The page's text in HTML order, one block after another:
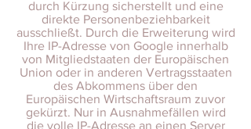
durch Kürzung sicherstellt und eine
direkte Personenbeziehbarkeit
ausschließt. Durch die Erweiterung wird
Ihre IP-Adresse von Google innerhalb
von Mitgliedstaaten der Europäischen
Union oder in anderen Vertragsstaaten
des Abkommens über den
Europäischen Wirtschaftsraum zuvor
gekürzt. Nur in Ausnahmefällen wird
die volle IP-Adresse an einen Server